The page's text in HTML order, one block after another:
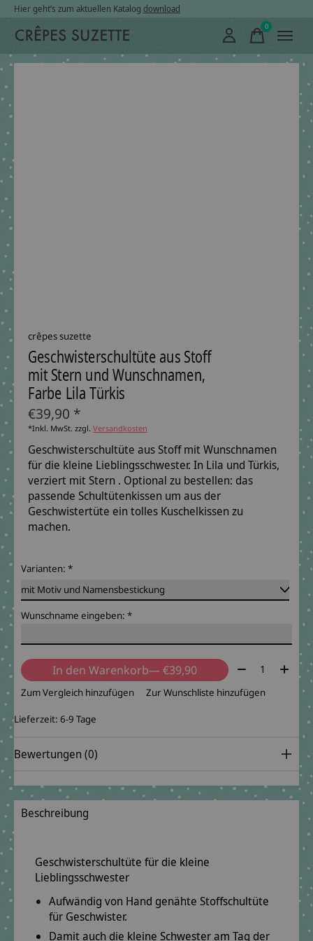
Hier geht’s zum aktuellen Katalog download
0items
crêpes suzette
Geschwisterschultüte aus Stoff
mit Stern und Wunschnamen,
Farbe Lila Türkis
€39,90 *
*Inkl. MwSt. zzgl. Versandkosten
Geschwisterschultüte aus Stoff mit Wunschnamen
für die kleine Lieblingsschwester. In Lila und Türkis,
verziert mit Stern . Optional zu bestellen: das
passende Schultütenkissen um aus der
Geschwistertüte ein tolles Kuschelkissen zu
machen.
Varianten: *
Wunschname eingeben: *
In den Warenkorb — €39,90 Menge:
Zum Vergleich hinzufügen Zur Wunschliste hinzufügen
Lieferzeit: 6-9 Tage
Bewertungen (0)
Beschreibung
Geschwisterschultüte für die kleine
Lieblingsschwester
Aufwändig von Hand genähte Stoffschultüte
für Geschwister.
Damit auch die kleine Schwester am Tag der